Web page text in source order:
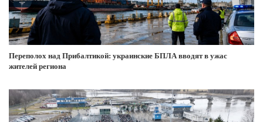
Переполох над Прибалтикой: украинские БПЛА вводят в ужас
жителей региона